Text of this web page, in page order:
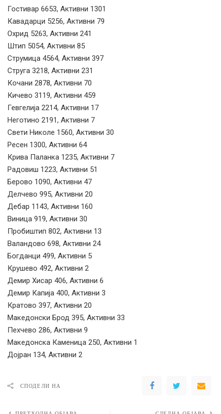
Гостивар 6653, Активни 1301
Кавадарци 5256, Активни 79
Охрид 5263, Активни 241
Штип 5054, Активни 85
Струмица 4564, Активни 397
Струга 3218, Активни 231
Кочани 2878, Активни 70
Кичево 3119, Активни 459
Гевгелија 2214, Активни 17
Неготино 2191, Активни 7
Свети Николе 1560, Активни 30
Ресен 1300, Активни 64
Крива Паланка 1235, Активни 7
Радовиш 1223, Активни 51
Берово 1090, Активни 47
Делчево 995, Активни 20
Дебар 1143, Активни 160
Виница 919, Активни 30
Пробиштип 802, Активни 13
Валандово 698, Активни 24
Богданци 499, Активни 5
Крушево 492, Активни 2
Демир Хисар 406, Активни 6
Демир Капија 400, Активни 3
Кратово 397, Активни 20
Македонски Брод 395, Активни 33
Пехчево 286, Активни 9
Македонска Каменица 250, Активни 1
Дојран 134, Активни 2
СПОДЕЛИ НА